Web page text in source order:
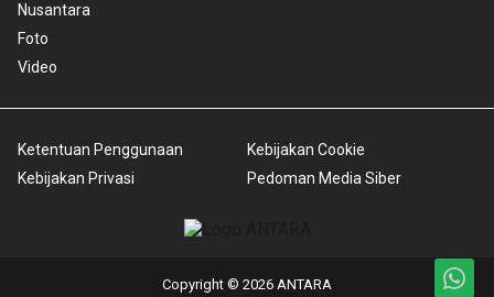
Nusantara
Foto
Video
Ketentuan Penggunaan
Kebijakan Privasi
Kebijakan Cookie
Pedoman Media Siber
Copyright © 2026 ANTARA